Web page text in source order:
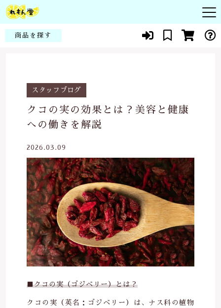
商品を探す
スタッフブログ
クコの実の効果とは？美容と健康
への働きを解説
2026.03.09
■クコの実（ゴジベリー）とは？
クコの実（英名：ゴジベリー）は、ナス科の植物
当社について
よくある質問
ブログ
0564-24-7443
定休日 土曜、日曜、祝日
お盆、年末年始
お問い合わせ
皮膚
花粉症・アレルギー
貧血・生理痛
新陳代謝
疲労回復
免疫力
ビタミンC
化粧品
スキンケア
メイクアップ
ヘアケア
他
親カテゴリ
価格帯
～
その他
在庫あり セール
並び順